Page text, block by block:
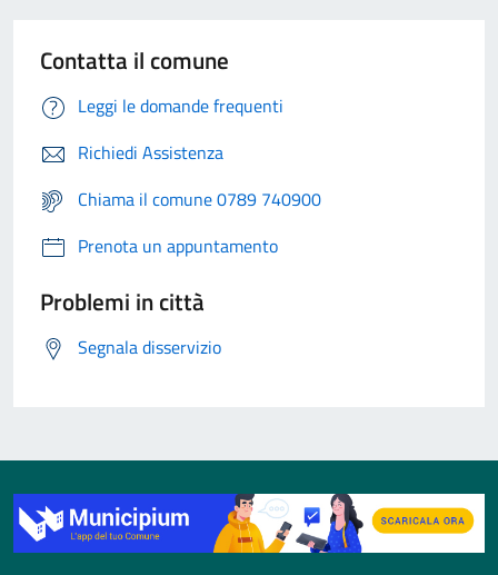
Contatta il comune
Leggi le domande frequenti
Richiedi Assistenza
Chiama il comune 0789 740900
Prenota un appuntamento
Problemi in città
Segnala disservizio